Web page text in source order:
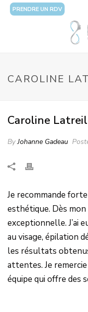
PRENDRE UN RDV
CAROLINE
Caroline
ByJohanne Gadeau
Je recommande
esthétique. Dès mon
exceptionnelle. J’ai
au visage, épilation
les résultats
attentes. Je
équipe qui offre des